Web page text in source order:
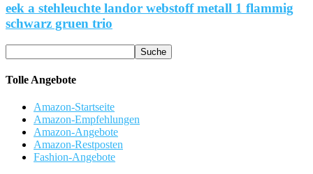
eek a stehleuchte landor webstoff metall 1 flammig
schwarz gruen trio
Tolle Angebote
Amazon-Startseite
Amazon-Empfehlungen
Amazon-Angebote
Amazon-Restposten
Fashion-Angebote